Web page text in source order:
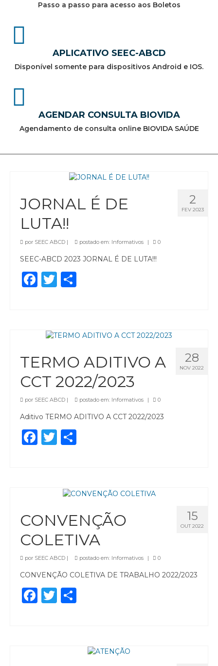
Passo a passo para acesso aos Boletos
APLICATIVO SEEC-ABCD
Disponível somente para dispositivos Android e IOS.
AGENDAR CONSULTA BIOVIDA
Agendamento de consulta online BIOVIDA SAÚDE
2
FEV 2023
JORNAL É DE
LUTA!!
por SEEC ABCD | postado em: Informativos | 0
SEEC-ABCD 2023 JORNAL É DE LUTA!!!
Facebook
Twitter
28
NOV 2022
TERMO ADITIVO A
CCT 2022/2023
por SEEC ABCD | postado em: Informativos | 0
Aditivo TERMO ADITIVO A CCT 2022/2023
Facebook
Twitter
15
OUT 2022
CONVENÇÃO
COLETIVA
por SEEC ABCD | postado em: Informativos | 0
CONVENÇÃO COLETIVA DE TRABALHO 2022/2023
Facebook
Twitter